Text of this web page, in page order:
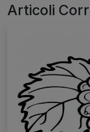
Articoli